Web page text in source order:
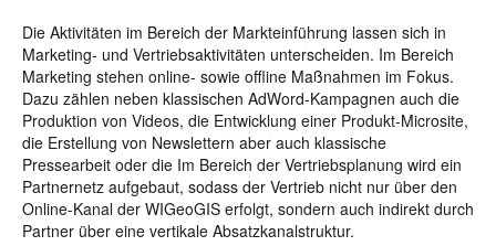
Die Aktivitäten im Bereich der Markteinführung lassen sich in
Marketing- und Vertriebsaktivitäten unterscheiden. Im Bereich
Marketing stehen online- sowie offline Maßnahmen im Fokus.
Dazu zählen neben klassischen AdWord-Kampagnen auch die
Produktion von Videos, die Entwicklung einer Produkt-Microsite,
die Erstellung von Newslettern aber auch klassische
Pressearbeit oder die Im Bereich der Vertriebsplanung wird ein
Partnernetz aufgebaut, sodass der Vertrieb nicht nur über den
Online-Kanal der WIGeoGIS erfolgt, sondern auch indirekt durch
Partner über eine vertikale Absatzkanalstruktur.